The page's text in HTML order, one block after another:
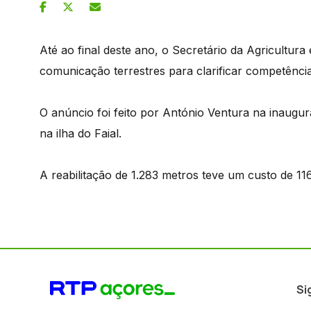
Até ao final deste ano, o Secretário da
comunicação terrestres para clarificar
O anúncio foi feito por António Ventura na
na ilha do Faial.
A reabilitação de 1.283 metros teve um custo de